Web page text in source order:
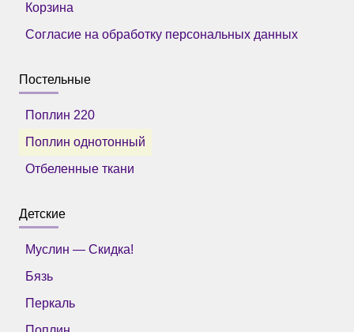
Корзина
Согласие на обработку персональных данных
Постельные
Поплин 220
Поплин однотонный
Отбеленные ткани
Детские
Муслин — Скидка!
Бязь
Перкаль